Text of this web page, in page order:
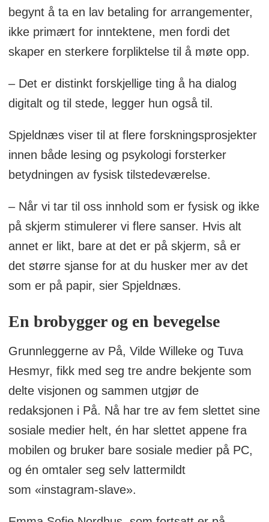
begynt å ta en lav betaling for arrangementer,
ikke primært for inntektene, men fordi det
skaper en sterkere forpliktelse til å møte opp.
– Det er distinkt forskjellige ting å ha dialog
digitalt og til stede, legger hun også til.
Spjeldnæs viser til at flere forskningsprosjekter
innen både lesing og psykologi forsterker
betydningen av fysisk tilstedeværelse.
– Når vi tar til oss innhold som er fysisk og ikke
på skjerm stimulerer vi flere sanser. Hvis alt
annet er likt, bare at det er på skjerm, så er
det større sjanse for at du husker mer av det
som er på papir, sier Spjeldnæs.
En brobygger og en bevegelse
Grunnleggerne av På, Vilde Willeke og Tuva
Hesmyr, fikk med seg tre andre bekjente som
delte visjonen og sammen utgjør de
redaksjonen i På. Nå har tre av fem slettet sine
sosiale medier helt, én har slettet appene fra
mobilen og bruker bare sosiale medier på PC,
og én omtaler seg selv lattermildt
som «instagram-slave».